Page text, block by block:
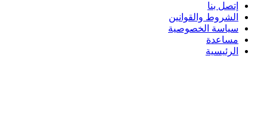
إتصل بنا
الشروط والقوانين
سياسة الخصوصية
مساعدة
الرئيسية